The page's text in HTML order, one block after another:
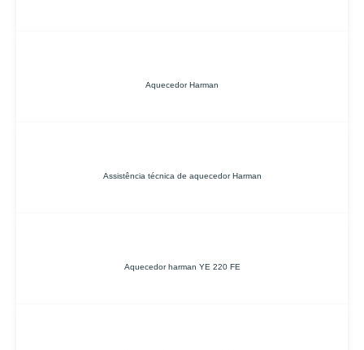
Aquecedor Harman
Assistência técnica de aquecedor Harman
Aquecedor harman YE 220 FE